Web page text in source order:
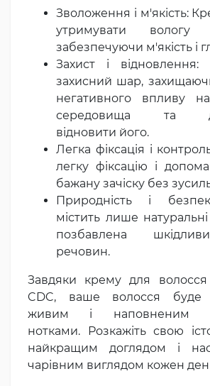
Зволоження і м'якість:
утримувати вологу
забезпечуючи м'якість і
Захист і відновлення:
захисний шар,
негативного впливу
середовища та
відновити його.
Легка фіксація і
легку фіксацію і
бажану зачіску без
Природність і
містить лише натуральні
позбавлена
речовин.
Завдяки крему для
CDC, ваше волосся буде
живим і наповненим
нотками. Розкажіть свою
найкращим доглядом і
чарівним виглядом кожен